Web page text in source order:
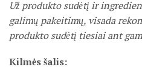
Už produkto sudėtį ir
galimų pakeitimų, visada
produkto sudėtį tiesiai ant
Kilmės šalis: